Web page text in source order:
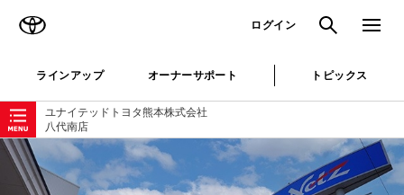
ログイン 検索 メニュ
ラインアップ オーナーサポート トピックス
ユナイテッドトヨタ熊本株式会社
八代南店
ローカルナビゲーション